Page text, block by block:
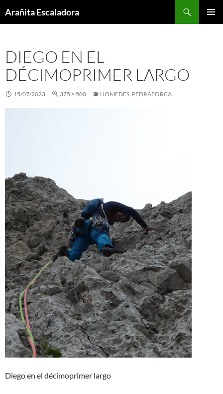
toArañita Escaladora
DIEGO EN EL
DÉCIMOPRIMER LARGO
15/07/2023 375 × 500 HOMEDES. PEDRAFORCA
Diego en el décimoprimer largo